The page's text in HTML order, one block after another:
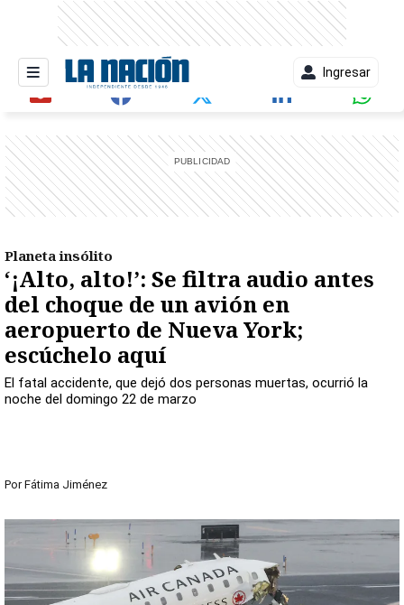
Ingresar
Planeta insólito
‘¡Alto, alto!’: Se filtra audio antes
del choque de un avión en
aeropuerto de Nueva York;
escúchelo aquí
El fatal accidente, que dejó dos personas muertas, ocurrió la
noche del domingo 22 de marzo
Por Fátima Jiménez